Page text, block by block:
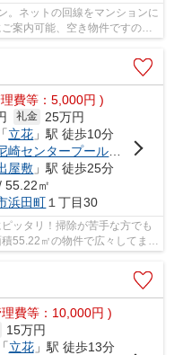
。ネットの回線をマンションに
案内可能、空き物件ですので
費等：5,000円 )
礼金
25万円
「立花 」駅 徒歩10分
崎センタープール前
」駅 徒
屋敷 」駅 徒歩25分
55.22㎡
浜田町 １丁目30
ッタリ！掃除が苦手な方でも
55.22㎡の物件で広々してま
費等：10,000円 )
15万円
「立花」駅 徒歩13分